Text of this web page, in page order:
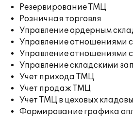
Резервирование ТМЦ
Розничная торговля
Управление ордерным
Управление отношениями с
Управление отношениями
Управление складскими
Учет прихода ТМЦ
Учет продаж ТМЦ
Учет ТМЦ в цеховых
Формирование графика